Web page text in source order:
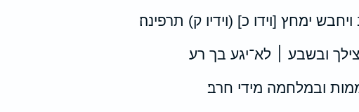
ויחבש ימחץ [וידו כ] (וידיו ק) תרפינה׃
ובשבע ׀ לא־יגע בך רע׃
ובמלחמה מידי חרב׃